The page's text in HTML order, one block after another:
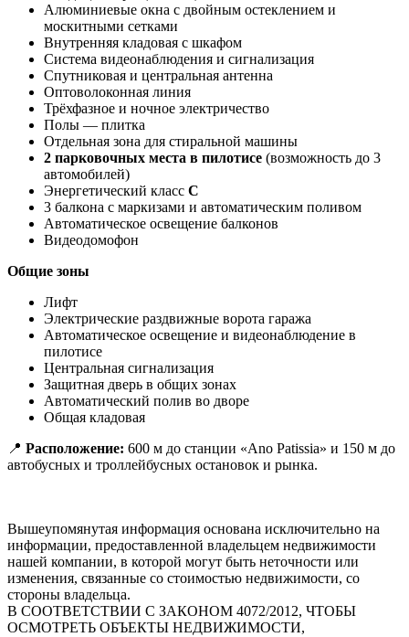
Алюминиевые окна с двойным остеклением и
москитными сетками
Внутренняя кладовая с шкафом
Система видеонаблюдения и сигнализация
Спутниковая и центральная антенна
Оптоволоконная линия
Трёхфазное и ночное электричество
Полы — плитка
Отдельная зона для стиральной машины
2 парковочных места в пилотисе (возможность до 3
автомобилей)
Энергетический класс C
3 балкона с маркизами и автоматическим поливом
Автоматическое освещение балконов
Видеодомофон
Общие зоны
Лифт
Электрические раздвижные ворота гаража
Автоматическое освещение и видеонаблюдение в
пилотисе
Центральная сигнализация
Защитная дверь в общих зонах
Автоматический полив во дворе
Общая кладовая
📍 Расположение: 600 м до станции «Ano Patissia» и 150 м до
автобусных и троллейбусных остановок и рынка.
Вышеупомянутая информация основана исключительно на
информации, предоставленной владельцем недвижимости
нашей компании, в которой могут быть неточности или
изменения, связанные со стоимостью недвижимости, со
стороны владельца.
В СООТВЕТСТВИИ С ЗАКОНОМ 4072/2012, ЧТОБЫ
ОСМОТРЕТЬ ОБЪЕКТЫ НЕДВИЖИМОСТИ,